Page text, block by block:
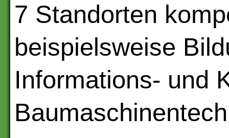
7 Standorten
beispielsweise
Informations- und